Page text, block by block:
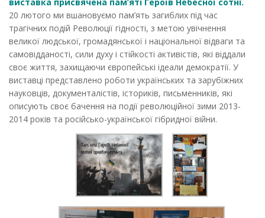
20 лютого ми вшановуємо пам’ять загиблих під час
трагічних подій Революції гідності, з метою увічнення
великої людської, громадянської і національної відваги та
самовідданості, сили духу і стійкості активістів, які віддали
своє життя, захищаючи європейські ідеали демократії. У
виставці представлено роботи українських та зарубіжних
науковців, документалістів, істориків, письменників, які
описують своє бачення на події революційної зими 2013-
2014 років та російсько-української гібридної війни.